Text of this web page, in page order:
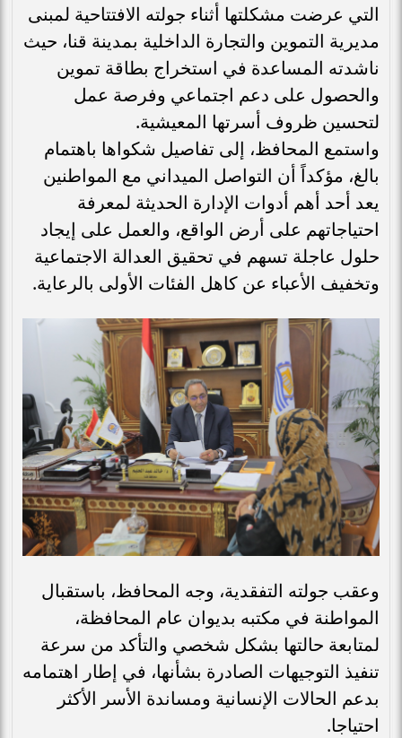
التي عرضت مشكلتها أثناء جولته الافتتاحية لمبنى
مديرية التموين والتجارة الداخلية بمدينة قنا، حيث
ناشدته المساعدة في استخراج بطاقة تموين
والحصول على دعم اجتماعي وفرصة عمل
لتحسين ظروف أسرتها المعيشية.
واستمع المحافظ، إلى تفاصيل شكواها باهتمام
بالغ، مؤكداً أن التواصل الميداني مع المواطنين
يعد أحد أهم أدوات الإدارة الحديثة لمعرفة
احتياجاتهم على أرض الواقع، والعمل على إيجاد
حلول عاجلة تسهم في تحقيق العدالة الاجتماعية
وتخفيف الأعباء عن كاهل الفئات الأولى بالرعاية.
وعقب جولته التفقدية، وجه المحافظ، باستقبال
المواطنة في مكتبه بديوان عام المحافظة،
لمتابعة حالتها بشكل شخصي والتأكد من سرعة
تنفيذ التوجيهات الصادرة بشأنها، في إطار اهتمامه
بدعم الحالات الإنسانية ومساندة الأسر الأكثر
احتياجا.